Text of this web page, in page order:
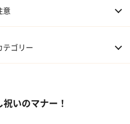
意
テゴリー
いのマナー！